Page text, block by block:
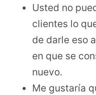
Usted no
clientes lo
de darle eso
en que se
nuevo.
Me gustaría